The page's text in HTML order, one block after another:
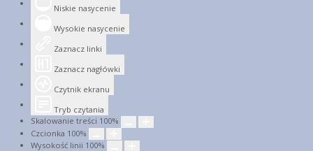
Niskie nasycenie
Wysokie nasycenie
Zaznacz linki
Zaznacz nagłówki
Czytnik ekranu
Tryb czytania
Skalowanie treści 100%
Czcionka 100%
Wysokość linii 100%